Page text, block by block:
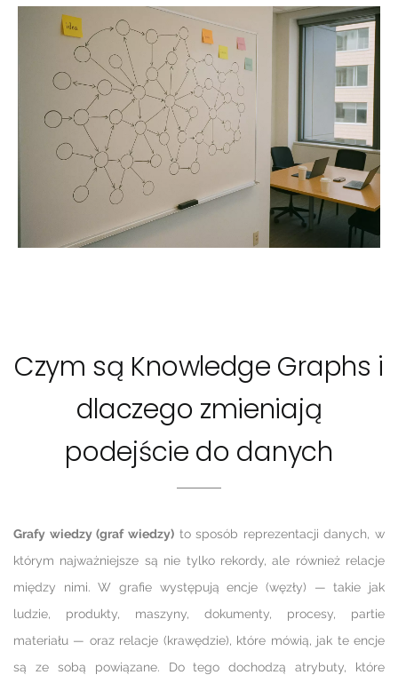
Czym są Knowledge Graphs i
dlaczego zmieniają
podejście do danych
Grafy wiedzy (graf wiedzy)to sposób reprezentacji danych, w
którym najważniejsze są nie tylko rekordy, ale również relacje
między nimi. W grafie występują encje (węzły) — takie jak
ludzie, produkty, maszyny, dokumenty, procesy, partie
materiału — oraz relacje (krawędzie), które mówią, jak te encje
są ze sobą powiązane. Do tego dochodzą atrybuty, które